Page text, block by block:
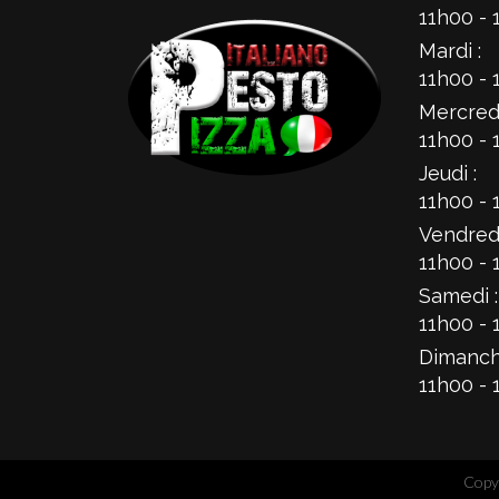
11h00 -
Mardi :
11h00 -
11h00 -
Jeudi :
11h00 -
11h00 -
Samedi :
11h00 -
11h00 -